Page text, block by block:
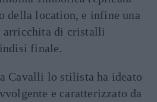
della location, e infine una
arricchita di cristalli
finale.
Cavalli lo stilista ha ideato
e caratterizzato da